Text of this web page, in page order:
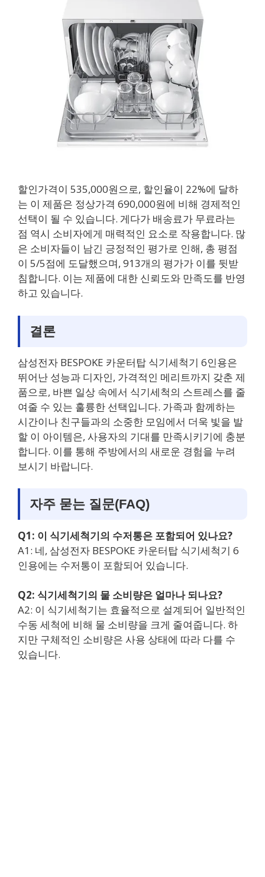
할인가격이 535,000원으로, 할인율이 22%에 달하
는 이 제품은 정상가격 690,000원에 비해 경제적인
선택이 될 수 있습니다. 게다가 배송료가 무료라는
점 역시 소비자에게 매력적인 요소로 작용합니다. 많
은 소비자들이 남긴 긍정적인 평가로 인해, 총 평점
이 5/5점에 도달했으며, 913개의 평가가 이를 뒷받
침합니다. 이는 제품에 대한 신뢰도와 만족도를 반영
하고 있습니다.
결론
삼성전자 BESPOKE 카운터탑 식기세척기 6인용은
뛰어난 성능과 디자인, 가격적인 메리트까지 갖춘 제
품으로, 바쁜 일상 속에서 식기세척의 스트레스를 줄
여줄 수 있는 훌륭한 선택입니다. 가족과 함께하는
시간이나 친구들과의 소중한 모임에서 더욱 빛을 발
할 이 아이템은, 사용자의 기대를 만족시키기에 충분
합니다. 이를 통해 주방에서의 새로운 경험을 누려
보시기 바랍니다.
자주 묻는 질문(FAQ)
Q1: 이 식기세척기의 수저통은 포함되어 있나요?
A1: 네, 삼성전자 BESPOKE 카운터탑 식기세척기 6
인용에는 수저통이 포함되어 있습니다.
Q2: 식기세척기의 물 소비량은 얼마나 되나요?
A2: 이 식기세척기는 효율적으로 설계되어 일반적인
수동 세척에 비해 물 소비량을 크게 줄여줍니다. 하
지만 구체적인 소비량은 사용 상태에 따라 다를 수
있습니다.